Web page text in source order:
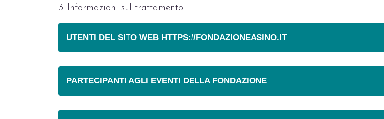
3. Informazioni sul trattamento
UTENTI DEL SITO WEB HTTPS://FONDAZIONEASINO.IT
PARTECIPANTI AGLI EVENTI DELLA FONDAZIONE